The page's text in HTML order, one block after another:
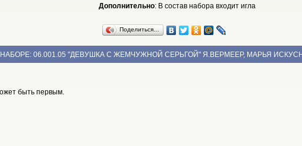
Дополнительно: В состав набора входит игла
Поделиться…
06.001.05 "ДЕВУШКА С ЖЕМЧУЖНОЙ СЕРЬГОЙ" Я.ВЕРМЕЕР, МАРЬЯ
быть первым.